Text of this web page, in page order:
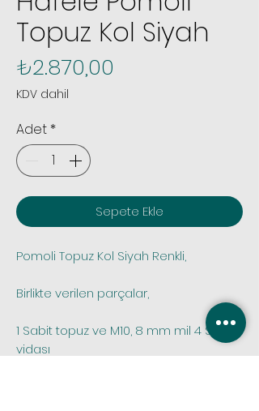
Topuz Kol Siyah
₺2.870,00
KDV dahil
Adet *
Sepete Ekle
Pomoli Topuz Kol Siyah Renkli,
Birlikte verilen parçalar,
1 Sabit topuz ve M10, 8 mm mil 4 Sunta
vidası